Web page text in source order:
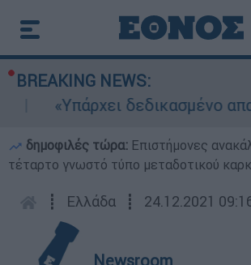
BREAKING NEWS:
«Υπάρχει δεδικασμένο
δημοφιλές τώρα: Επιστήμονες
τέταρτο γνωστό τύπο μεταδοτικού
┋ Ελλάδα ┋ 24.12.2021
Newsroom